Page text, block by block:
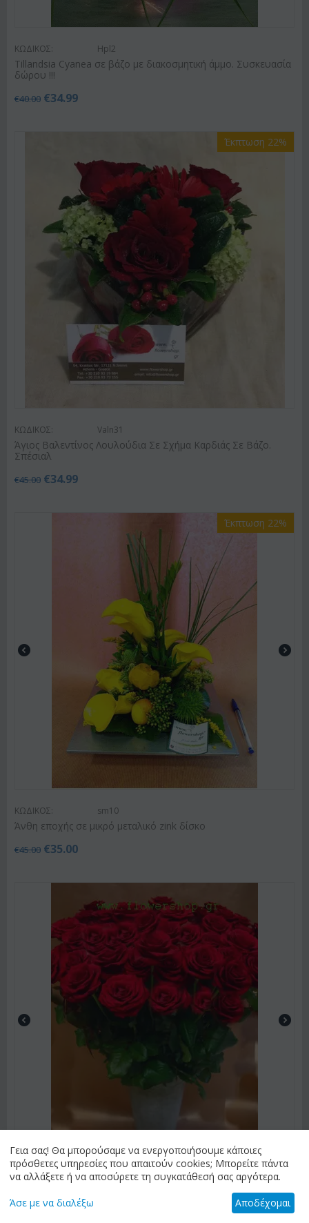
ΚΩΔΙΚΟΣ: Hpl2
Tillandsia Cyanea σε βάζο με διακοσμητική άμμο. Συσκευασία
δώρου !!!
€40.00 €34.99
Έκπτωση 22%
ΚΩΔΙΚΟΣ: Valn31
Άγιος Βαλεντίνος Λουλούδια Σε Σχήμα Καρδιάς Σε Βάζο.
Σπέσιαλ
€45.00 €34.99
Έκπτωση 22%
ΚΩΔΙΚΟΣ: sm10
Άνθη εποχής σε μικρό μεταλικό zink δίσκο
€45.00 €35.00
ΚΩΔΙΚΟΣ: rosr1
Ανθοδέσμη από (10) κόκκινα τριαντάφυλλα Α'
ποιοτ.Ολλανδικά με πρασινάδες
Γεια σας! Θα μπορούσαμε να ενεργοποιήσουμε κάποιες
πρόσθετες υπηρεσίες που απαιτούν cookies; Μπορείτε πάντα
να αλλάξετε ή να αποσύρετε τη συγκατάθεσή σας αργότερα.
Άσε με να διαλέξω Αποδέχομαι